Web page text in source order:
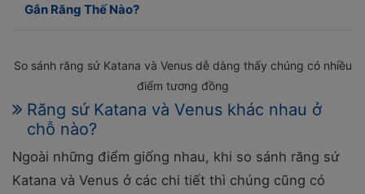
Gắn Răng Thế Nào?
So sánh răng sứ Katana và Venus dễ dàng thấy chúng có nhiều
điểm tương đồng
Răng sứ Katana và Venus khác nhau ở
chỗ nào?
Ngoài những điểm giống nhau, khi so sánh răng sứ
Katana và Venus ở các chi tiết thì chúng cũng có